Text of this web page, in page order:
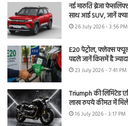
नई मारुति ब्रेजा
साथ आई SUV, जानें
26 July 2026 - 3:56 PM
E20 पेट्रोल, फ्लेक्स
पहले जानें किसमें है
23 July 2026 - 7:41 PM
Triumph की लिमिटेड
लाख रुपये कीमत में
16 July 2026 - 3:17 PM